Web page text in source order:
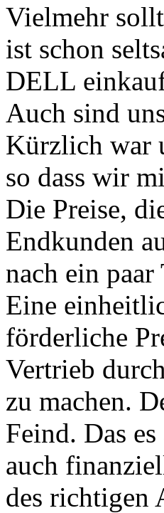
Vielmehr
ist schon
DELL
Auch sind
Kürzlich war
so dass wir
Die Preise,
Endkunden
nach ein
Eine
förderliche
Vertrieb
zu machen.
Feind. Das
auch
des richtigen